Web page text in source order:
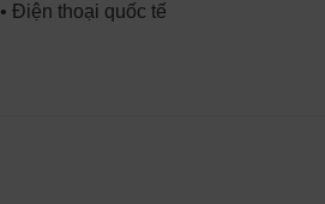
• Điện thoại quốc tế